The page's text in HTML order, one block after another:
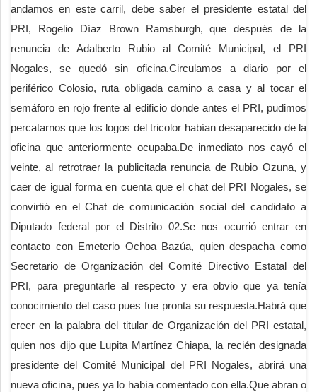
andamos en este carril, debe saber el presidente estatal del
PRI, Rogelio Díaz Brown Ramsburgh, que después de la
renuncia de Adalberto Rubio al Comité Municipal, el PRI
Nogales, se quedó sin oficina.Circulamos a diario por el
periférico Colosio, ruta obligada camino a casa y al tocar el
semáforo en rojo frente al edificio donde antes el PRI, pudimos
percatarnos que los logos del tricolor habían desaparecido de la
oficina que anteriormente ocupaba.De inmediato nos cayó el
veinte, al retrotraer la publicitada renuncia de Rubio Ozuna, y
caer de igual forma en cuenta que el chat del PRI Nogales, se
convirtió en el Chat de comunicación social del candidato a
Diputado federal por el Distrito 02.Se nos ocurrió entrar en
contacto con Emeterio Ochoa Bazúa, quien despacha como
Secretario de Organización del Comité Directivo Estatal del
PRI, para preguntarle al respecto y era obvio que ya tenía
conocimiento del caso pues fue pronta su respuesta.Habrá que
creer en la palabra del titular de Organización del PRI estatal,
quien nos dijo que Lupita Martínez Chiapa, la recién designada
presidente del Comité Municipal del PRI Nogales, abrirá una
nueva oficina, pues ya lo había comentado con ella.Que abran o